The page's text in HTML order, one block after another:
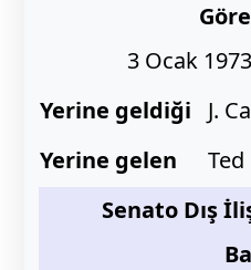
3 Ocak
Yerine geldiği
J.
Yerine gelen
Senato Dış